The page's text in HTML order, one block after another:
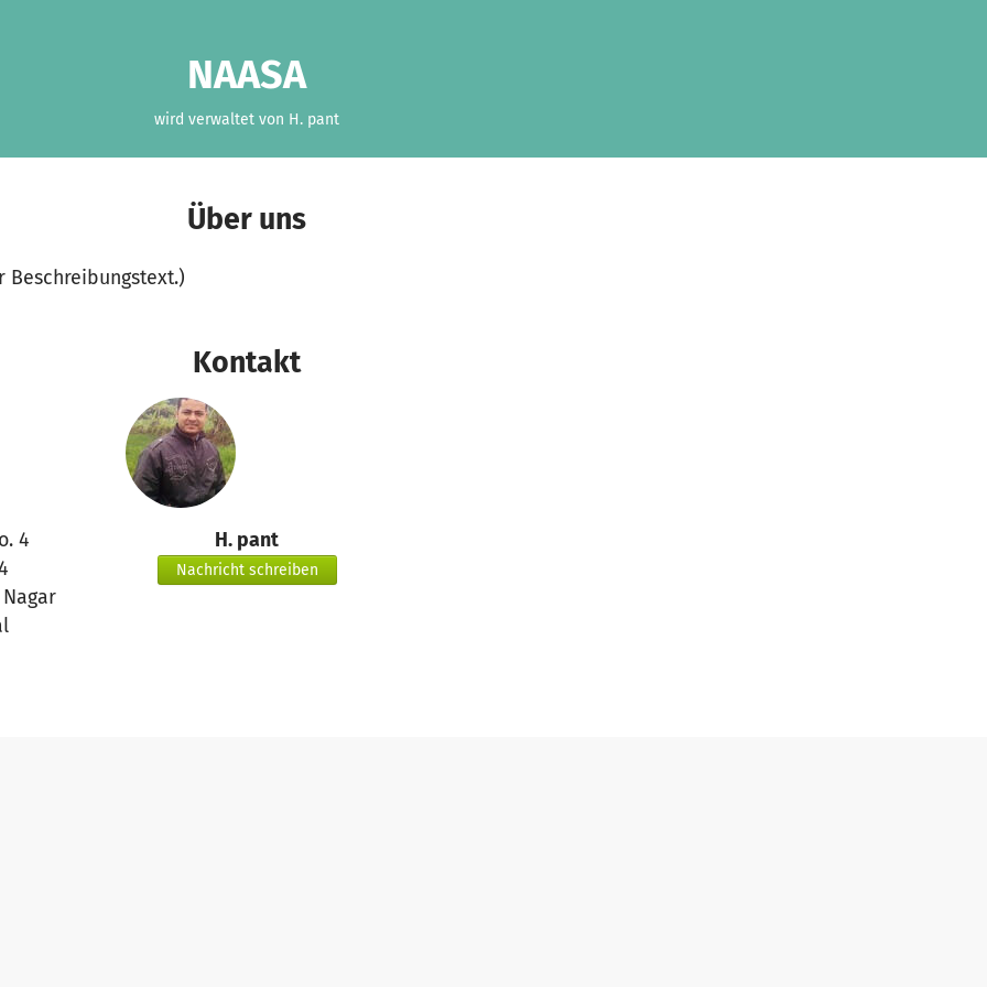
NAASA
wird verwaltet von H. pant
Über uns
Kontakt
4
H. pant
Nachricht schreiben